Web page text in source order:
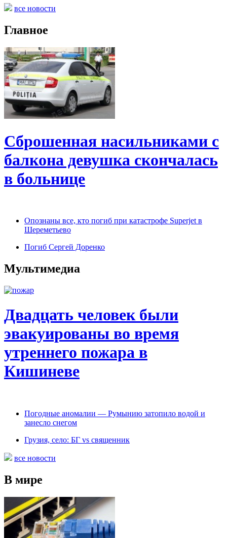
все новости
Главное
Сброшенная насильниками с
балкона девушка скончалась
в больнице
Опознаны все, кто погиб при катастрофе Superjet в
Шереметьево
Погиб Сергей Доренко
Мультимедиа
Двадцать человек были
эвакуированы во время
утреннего пожара в
Кишиневе
Погодные аномалии — Румынию затопило водой и
занесло снегом
Грузия, село: БГ vs священник
все новости
В мире